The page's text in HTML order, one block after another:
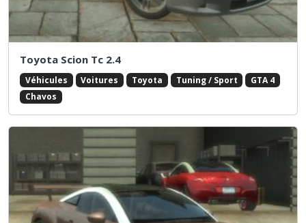
Toyota Scion Tc 2.4
Véhicules Voitures Toyota Tuning / Sport
GTA 4
Chavos